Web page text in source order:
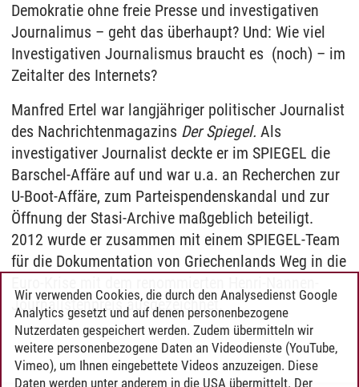
Demokratie ohne freie Presse und investigativen
Journalimus – geht das überhaupt? Und: Wie viel
Investigativen Journalismus braucht es (noch) – im
Zeitalter des Internets?
Manfred Ertel war langjähriger politischer Journalist
des Nachrichtenmagazins Der Spiegel. Als
investigativer Journalist deckte er im SPIEGEL die
Barschel-Affäre auf und war u.a. an Recherchen zur
U-Boot-Affäre, zum Parteispendenskandal und zur
Öffnung der Stasi-Archive maßgeblich beteiligt.
2012 wurde er zusammen mit einem SPIEGEL-Team
für die Dokumentation von Griechenlands Weg in die
Journalistenpreis ausgezeichnet.
Wir verwenden Cookies, die durch den Analysedienst Google
Analytics gesetzt und auf denen personenbezogene
Nutzerdaten gespeichert werden. Zudem übermitteln wir
weitere personenbezogene Daten an Videodienste (YouTube,
Vimeo), um Ihnen eingebettete Videos anzuzeigen. Diese
Daten werden unter anderem in die USA übermittelt. Der